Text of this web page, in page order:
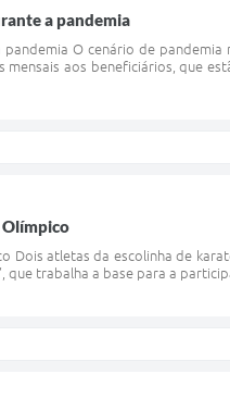
a pandemia
O cenário de
aos beneficiários, que
atletas da escolinha de
trabalha a base para a